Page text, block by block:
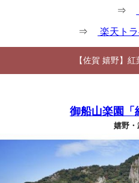
⇒
⇒ 楽天ト
【佐賀 嬉野】
御船山楽園「
嬉野・